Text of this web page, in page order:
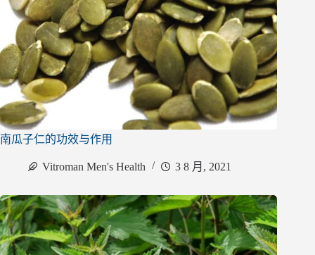
南瓜子仁的功效与作用
Vitroman Men's Health 3 8 月, 2021